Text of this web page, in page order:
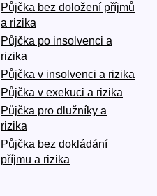
Půjčka bez doložení příjmů
a rizika
Půjčka po insolvenci a
rizika
Půjčka v insolvenci a rizika
Půjčka v exekuci a rizika
Půjčka pro dlužníky a
rizika
Půjčka bez dokládání
příjmu a rizika